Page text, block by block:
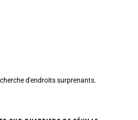
d'endroits surprenants.